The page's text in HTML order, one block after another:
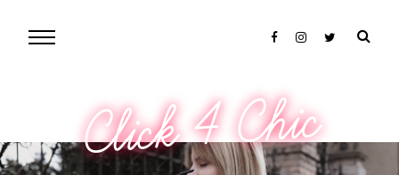
Click 4 Chic